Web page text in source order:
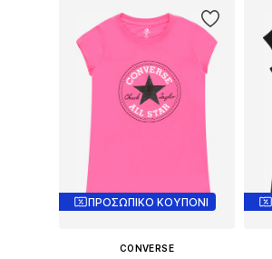
ΠΡΟΣΩΠΙΚΟ ΚΟΥΠΟΝΙ
CONVERSE